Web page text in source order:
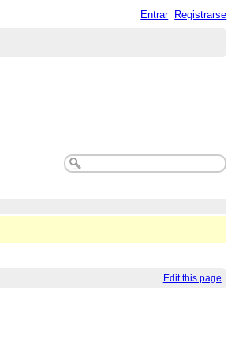
Entrar Registrarse
Edit this page